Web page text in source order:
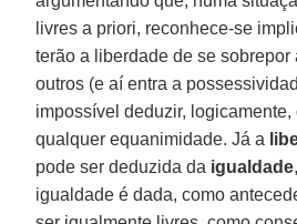
livres a priori, reconhece-se
terão a liberdade de se sobrepor
outros (e aí entra a
impossível deduzir,
qualquer equanimidade. Já a
pode ser deduzida da igualdade
igualdade é dada, como